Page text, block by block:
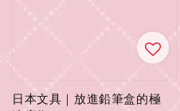
日本文具｜放進鉛筆盒的極